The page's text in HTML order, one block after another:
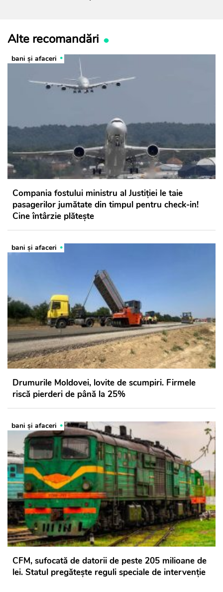
Alte recomandări
bani și afaceri
Compania fostului ministru al Justiției le taie
pasagerilor jumătate din timpul pentru check-in!
Cine întârzie plătește
bani și afaceri
Drumurile Moldovei, lovite de scumpiri. Firmele
riscă pierderi de până la 25%
bani și afaceri
CFM, sufocată de datorii de peste 205 milioane de
lei. Statul pregătește reguli speciale de intervenție